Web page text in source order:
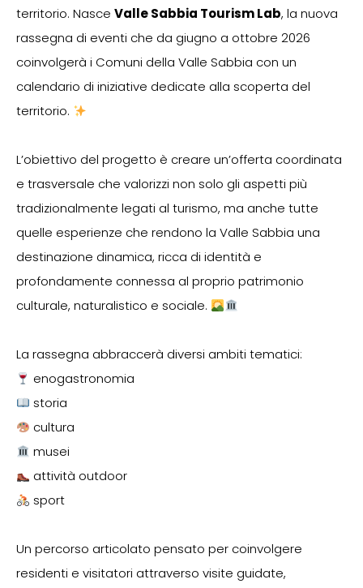
territorio. Nasce Valle Sabbia Tourism Lab, la nuova
rassegna di eventi che da giugno a ottobre 2026
coinvolgerà i Comuni della Valle Sabbia con un
calendario di iniziative dedicate alla scoperta del
territorio.
L’obiettivo del progetto è creare un’offerta coordinata
e trasversale che valorizzi non solo gli aspetti più
tradizionalmente legati al turismo, ma anche tutte
quelle esperienze che rendono la Valle Sabbia una
destinazione dinamica, ricca di identità e
profondamente connessa al proprio patrimonio
culturale, naturalistico e sociale.
La rassegna abbraccerà diversi ambiti tematici:
enogastronomia
storia
cultura
musei
attività outdoor
sport
Un percorso articolato pensato per coinvolgere
residenti e visitatori attraverso visite guidate,